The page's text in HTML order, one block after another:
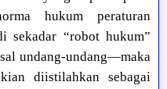
hukum peraturan
sekadar “robot hukum”
undang-undang—maka
diistilahkan sebagai